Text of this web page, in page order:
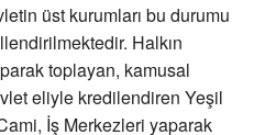
üst kurumları bu durumu
Halkın
toplayan, kamusal
eliyle kredilendiren Yeşil
İş Merkezleri yaparak